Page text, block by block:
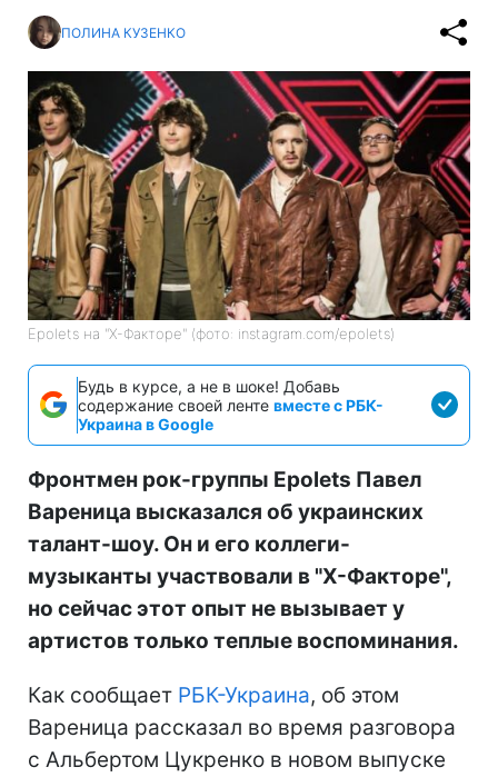
ПОЛИНА КУЗЕНКО
Epolets на "Х-Факторе" (фото: instagram.com/epolets)
Будь в курсе, а не в шоке! Добавь
содержание своей ленте вместе с РБК-
Украина в Google
Фронтмен рок-группы Epolets Павел
Вареница высказался об украинских
талант-шоу. Он и его коллеги-
музыканты участвовали в "Х-Факторе",
но сейчас этот опыт не вызывает у
артистов только теплые воспоминания.
Как сообщает РБК-Украина, об этом
Вареница рассказал во время разговора
с Альбертом Цукренко в новом выпуске